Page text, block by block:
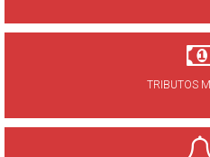
TRIBUTOS